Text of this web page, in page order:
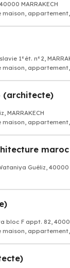
MARRAKECH
maison,
1°ét. n°2,
maison,
(architecte)
MARRAKECH
maison,
maroc
Guéliz, 40000
bloc F appt. 82,
maison,